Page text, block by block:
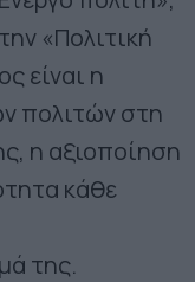
«Πολιτική
είναι η
πολιτών στη
η αξιοποίηση
κάθε
της.